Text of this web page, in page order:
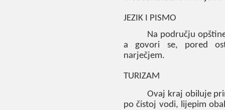
JEZIK I PISMO
Na području
a govori se, pored
narječjem.
TURIZAM
Ovaj kraj obiluje
po čistoj vodi, lijepim